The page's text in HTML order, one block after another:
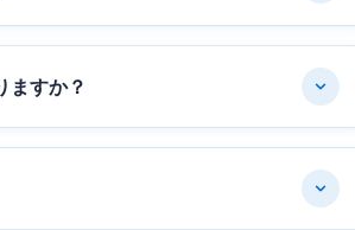
ますか？